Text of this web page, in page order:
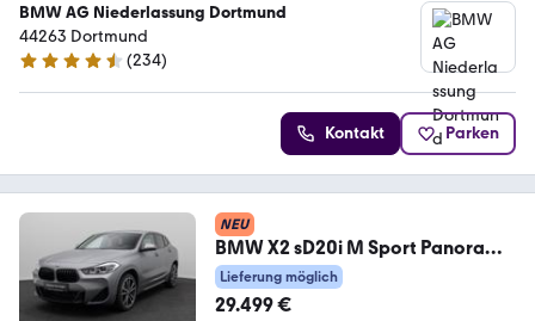
BMW AG Niederlassung Dortmund
44263 Dortmund
4.4 Sterne
(234)
Kontakt Parken
NEU
BMW X2 sD20i M Sport Panorama
Kamera Individual 19"
Lieferung möglich
29.499 €